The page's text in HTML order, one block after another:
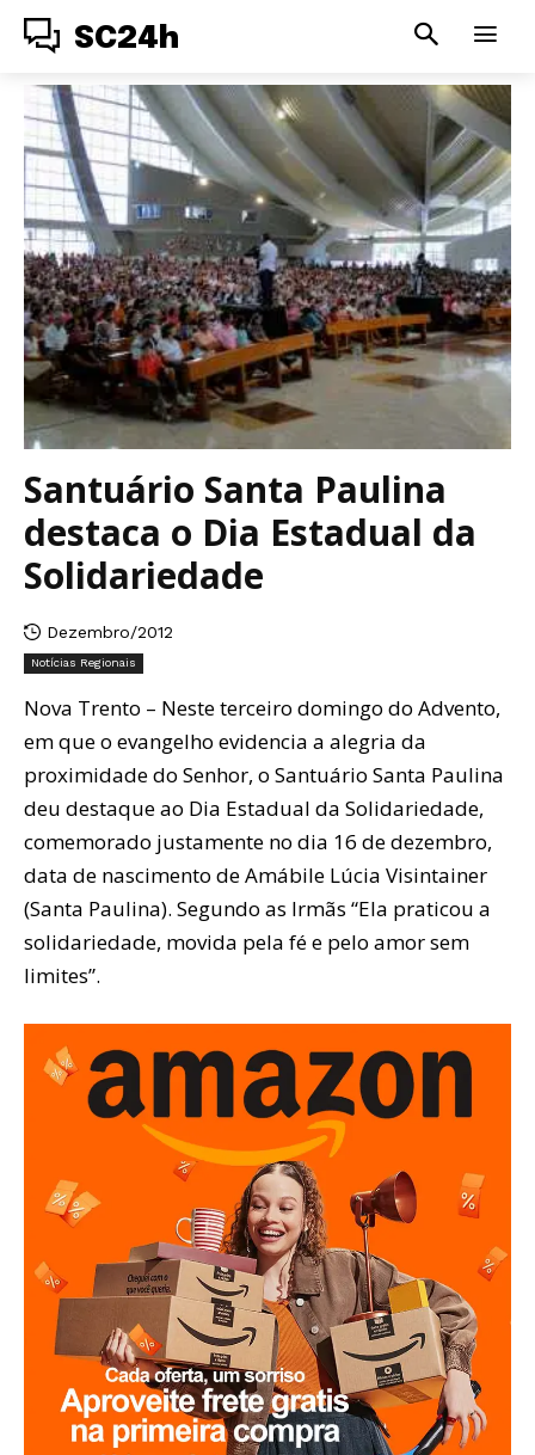
SC24h
Santuário Santa Paulina
destaca o Dia Estadual da
Solidariedade
Dezembro/2012
Notícias Regionais
Nova Trento – Neste terceiro domingo do Advento,
em que o evangelho evidencia a alegria da
proximidade do Senhor, o Santuário Santa Paulina
deu destaque ao Dia Estadual da Solidariedade,
comemorado justamente no dia 16 de dezembro,
data de nascimento de Amábile Lúcia Visintainer
(Santa Paulina). Segundo as Irmãs “Ela praticou a
solidariedade, movida pela fé e pelo amor sem
limites”.